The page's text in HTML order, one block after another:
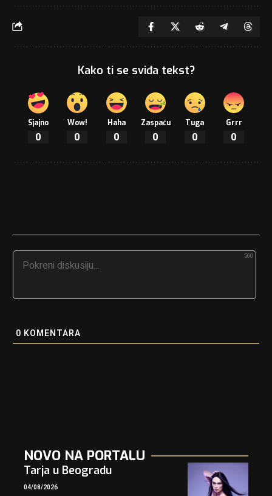
Kako ti se sviđa tekst?
Sjajno
0
Wow!
0
Haha
0
Zaspaću
0
Tuga
0
Grrr
0
500
0 KOMENTARA
NOVO NA PORTALU
Tarja u Beogradu
04/08/2026